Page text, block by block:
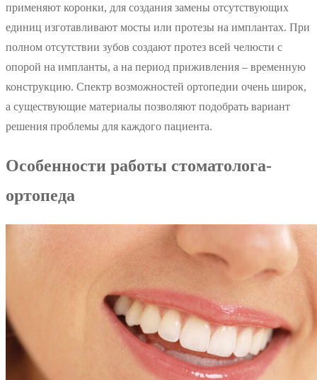
применяют коронки, для создания замены отсутствующих
единиц изготавливают мосты или протезы на имплантах. При
полном отсутствии зубов создают протез всей челюсти с
опорой на импланты, а на период приживления – временную
конструкцию. Спектр возможностей ортопедии очень широк,
а существующие материалы позволяют подобрать вариант
решения проблемы для каждого пациента.
Особенности работы стоматолога-
ортопеда